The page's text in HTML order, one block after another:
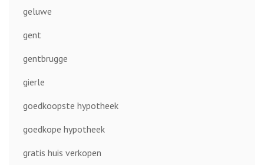
geluwe
gent
gentbrugge
gierle
goedkoopste hypotheek
goedkope hypotheek
gratis huis verkopen